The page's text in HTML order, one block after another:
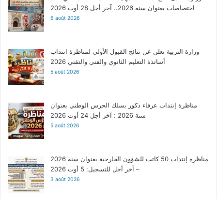
اختصاصات بعنوان سنة 2026.. آخر أجل 28 أوت 2026
6 août 2026
وزارة التربية تعلن عن نتائج القبول الأولي لمناظرة انتداب
أساتذة التعليم الثانوي والفني والتقني 2026
5 août 2026
مناظرة إنتداب عرفاء ذكور بسلك الحرس الوطني بعنوان
سنة 2026 : آخر أجل 24 أوت 2026
5 août 2026
مناظرة إنتداب 50 كاتب للشؤون الخارجية بعنوان سنة 2026
– آخر أجل للتسجيل: 5 أوت 2026
3 août 2026